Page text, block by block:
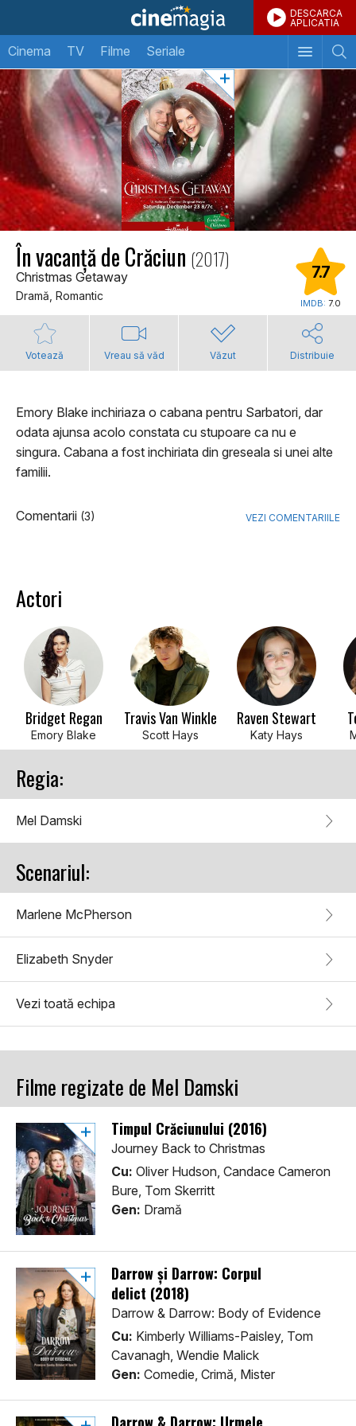
DESCARCA
APLICATIA
Cinema TV Filme Seriale
În vacanță de Crăciun (2017)
Christmas Getaway
Dramă, Romantic
7.7
IMDB: 7.0
Votează Vreau să văd Văzut Distribuie
Emory Blake inchiriaza o cabana pentru Sarbatori, dar
odata ajunsa acolo constata cu stupoare ca nu e
singura. Cabana a fost inchiriata din greseala si unei alte
familii.
Comentarii (3) VEZI COMENTARIILE
Actori
Bridget Regan
Emory Blake
Travis Van Winkle
Scott Hays
Raven Stewart
Katy Hays
Regia:
Mel Damski
Scenariul:
Marlene McPherson
Elizabeth Snyder
Vezi toată echipa
Filme regizate de Mel Damski
Timpul Crăciunului (2016)
Journey Back to Christmas
Cu: Oliver Hudson, Candace Cameron
Bure, Tom Skerritt
Gen: Dramă
Darrow şi Darrow: Corpul
delict (2018)
Darrow & Darrow: Body of Evidence
Cu: Kimberly Williams-Paisley, Tom
Cavanagh, Wendie Malick
Gen: Comedie, Crimă, Mister